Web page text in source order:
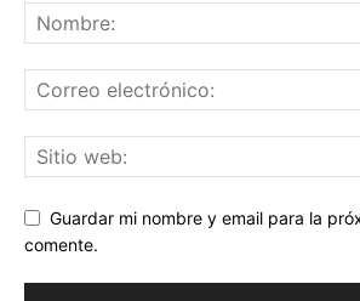
Guardar mi nombre y email para la
comente.